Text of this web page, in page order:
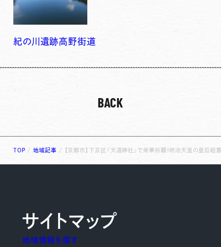
紀の川 遺跡高野街道
BACK
TOP /地域記事 / 【京都市】下京区『天道神社』で栄華祈願！明治天皇の皇后昭
サイトマップ
地域情報を探す